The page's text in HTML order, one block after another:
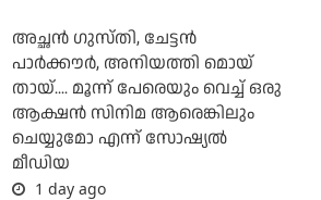
അച്ഛന്‍ ഗുസ്തി, ചേട്ടന്‍
പാര്‍ക്കൗര്‍, അനിയത്തി മൊയ്
തായ്.... മൂന്ന് പേരെയും വെച്ച് ഒരു
ആക്ഷന്‍ സിനിമ ആരെങ്കിലും
ചെയ്യുമോ എന്ന് സോഷ്യല്‍
മീഡിയ
1 day ago